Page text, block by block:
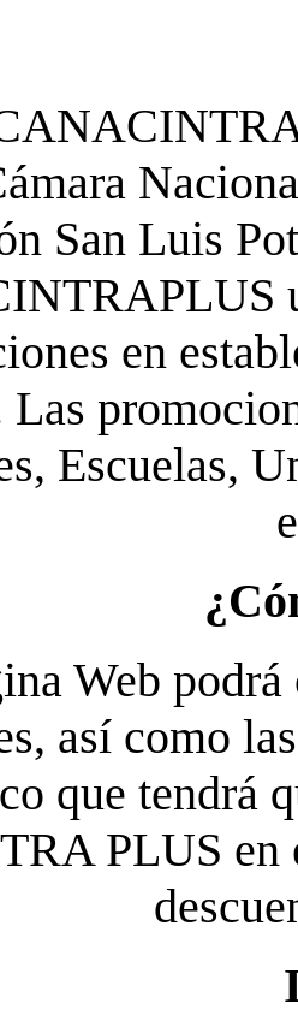
San Luis
en
Escuelas,
Web
así como
que tendrá
PLUS en